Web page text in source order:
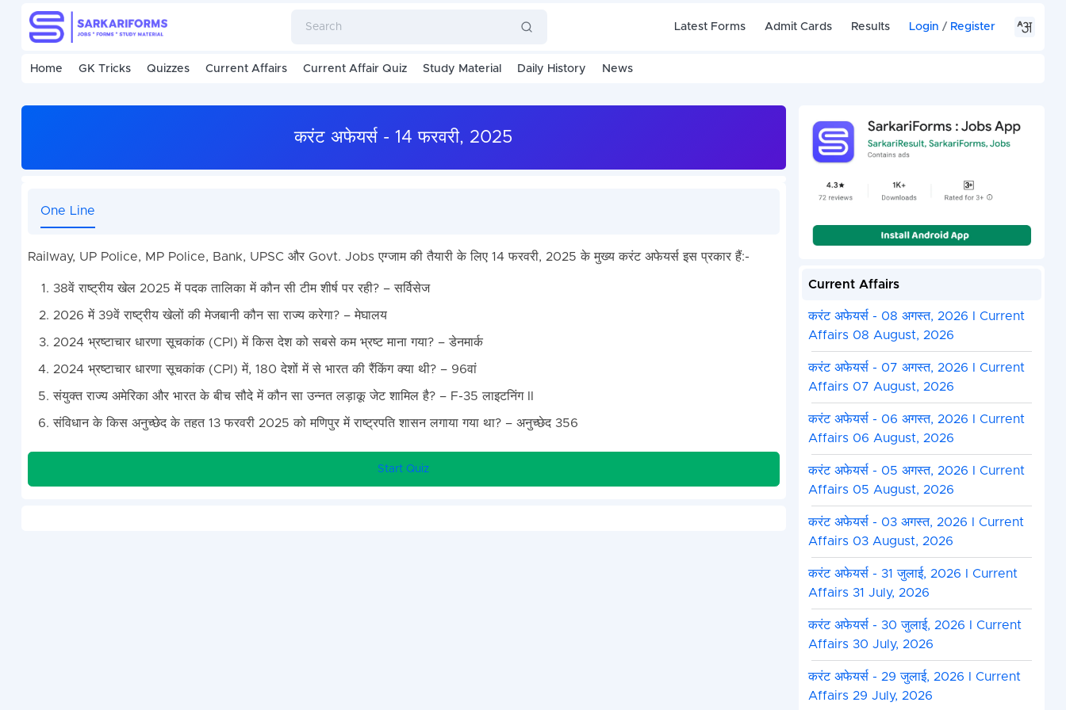
Latest Forms Admit Cards Results Login / Register
Home GK Tricks Quizzes Current Affairs Current Affair Quiz Study Material Daily History News
करंट अफेयर्स - 14 फरवरी, 2025
One Line
Railway, UP Police, MP Police, Bank, UPSC और Govt. Jobs एग्जाम की तैयारी के लिए 14 फरवरी, 2025 के मुख्य करंट अफेयर्स इस प्रकार हैं:-
38वें राष्ट्रीय खेल 2025 में पदक तालिका में कौन सी टीम शीर्ष पर रही? – सर्विसेज
2026 में 39वें राष्ट्रीय खेलों की मेजबानी कौन सा राज्य करेगा? – मेघालय
2024 भ्रष्टाचार धारणा सूचकांक (CPI) में किस देश को सबसे कम भ्रष्ट माना गया? – डेनमार्क
2024 भ्रष्टाचार धारणा सूचकांक (CPI) में, 180 देशों में से भारत की रैंकिंग क्या थी? – 96वां
संयुक्त राज्य अमेरिका और भारत के बीच सौदे में कौन सा उन्नत लड़ाकू जेट शामिल है? – F-35 लाइटनिंग II
संविधान के किस अनुच्छेद के तहत 13 फरवरी 2025 को मणिपुर में राष्ट्रपति शासन लगाया गया था? – अनुच्छेद 356
Start Quiz
Current Affairs
करंट अफेयर्स - 08 अगस्त, 2026 I Current
Affairs 08 August, 2026
करंट अफेयर्स - 07 अगस्त, 2026 I Current
Affairs 07 August, 2026
करंट अफेयर्स - 06 अगस्त, 2026 I Current
Affairs 06 August, 2026
करंट अफेयर्स - 05 अगस्त, 2026 I Current
Affairs 05 August, 2026
करंट अफेयर्स - 03 अगस्त, 2026 I Current
Affairs 03 August, 2026
करंट अफेयर्स - 31 जुलाई, 2026 I Current
Affairs 31 July, 2026
करंट अफेयर्स - 30 जुलाई, 2026 I Current
Affairs 30 July, 2026
करंट अफेयर्स - 29 जुलाई, 2026 I Current
Affairs 29 July, 2026